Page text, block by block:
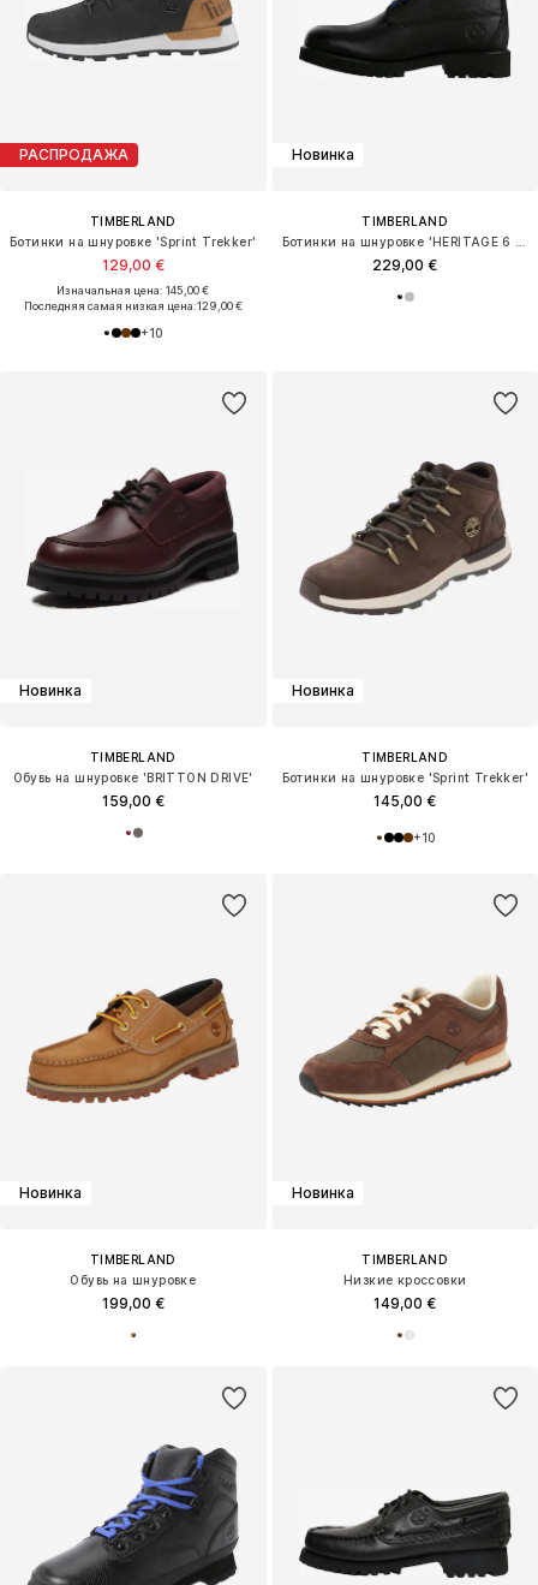
РАСПРОДАЖА
TIMBERLAND
Ботинки на шнуровке 'Sprint Trekker'
129,00 €
Изначальная цена: 145,00 €
Последняя самая низкая цена:129,00 €
+10
Новинка
TIMBERLAND
229,00 €
Новинка
TIMBERLAND
Обувь на шнуровке 'BRITTON DRIVE'
159,00 €
Новинка
TIMBERLAND
Ботинки на шнуровке 'Sprint Trekker'
145,00 €
+10
Новинка
TIMBERLAND
Обувь на шнуровке
199,00 €
Новинка
TIMBERLAND
Низкие кроссовки
149,00 €